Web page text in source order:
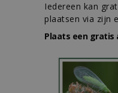
Iedereen kan
plaatsen via zijn
Plaats een gratis